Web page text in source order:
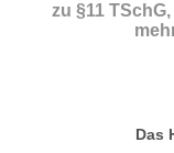
zu §11
Das